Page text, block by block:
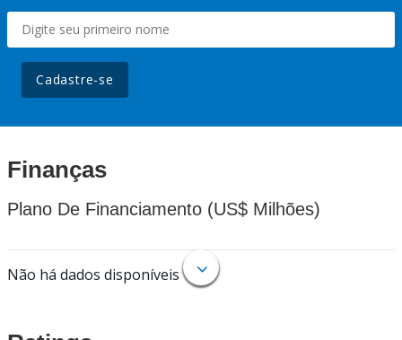
Cadastre-se
Finanças
Plano De Financiamento (US$ Milhões)
Não há dados disponíveis